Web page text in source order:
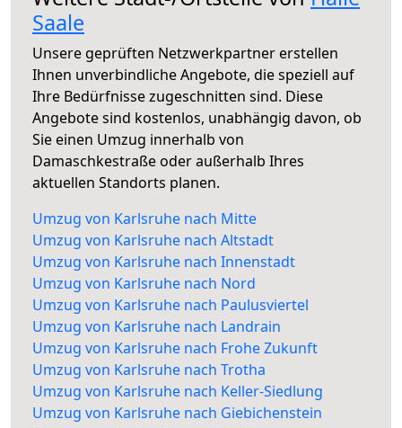
Saale
Unsere geprüften Netzwerkpartner erstellen
Ihnen unverbindliche Angebote, die speziell auf
Ihre Bedürfnisse zugeschnitten sind. Diese
Angebote sind kostenlos, unabhängig davon, ob
Sie einen Umzug innerhalb von
Damaschkestraße oder außerhalb Ihres
aktuellen Standorts planen.
Umzug von Karlsruhe nach Mitte
Umzug von Karlsruhe nach Altstadt
Umzug von Karlsruhe nach Innenstadt
Umzug von Karlsruhe nach Nord
Umzug von Karlsruhe nach Paulusviertel
Umzug von Karlsruhe nach Landrain
Umzug von Karlsruhe nach Frohe Zukunft
Umzug von Karlsruhe nach Trotha
Umzug von Karlsruhe nach Keller-Siedlung
Umzug von Karlsruhe nach Giebichenstein